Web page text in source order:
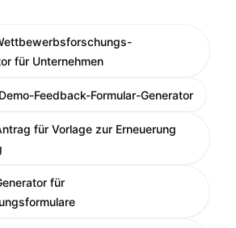
für Unternehmen
Feedback-Formular-Generator
für Vorlage zur Erneuerung
für